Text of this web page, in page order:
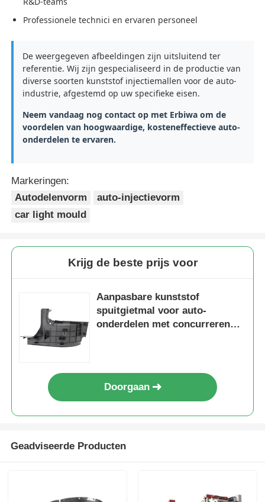
Producten
Fabrieksreis
Kwaliteitscontrole
Contacteer ons
Auto -onderdelen schimmel
Professionele technici en ervaren personeel
De weergegeven afbeeldingen zijn uitsluitend ter
referentie. Wij zijn gespecialiseerd in de productie van
diverse soorten kunststof injectiemallen voor de auto-
industrie, afgestemd op uw specifieke eisen.
Neem vandaag nog contact op met Erbiwa om de
voordelen van hoogwaardige, kosteneffectieve auto-
onderdelen te ervaren.
Markeringen:
Autodelenvorm
auto-injectievorm
car light mould
Krijg de beste prijs voor
Aanpasbare kunststof
spuitgietmal voor auto-
onderdelen met concurrerende
Doorgaan
Geadviseerde Producten